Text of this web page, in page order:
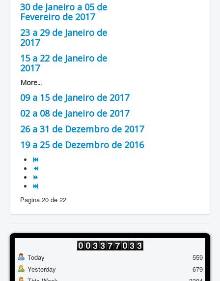
30 de Janeiro a 05 de
Fevereiro de 2017
23 a 29 de Janeiro de
2017
15 a 22 de Janeiro de
2017
More...
09 a 15 de Janeiro de 2017
02 a 08 de Janeiro de 2017
26 a 31 de Dezembro de 2017
19 a 25 de Dezembro de 2016
Pagina 20 de 22
Today
Yesterday
559
679